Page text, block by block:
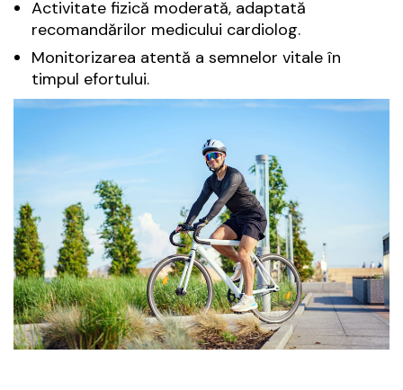
Activitate fizică moderată, adaptată
recomandărilor medicului cardiolog.
Monitorizarea atentă a semnelor vitale în
timpul efortului.